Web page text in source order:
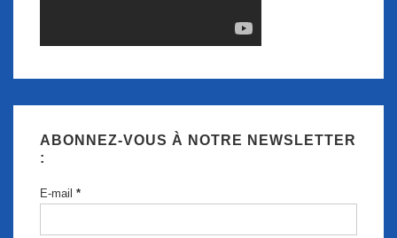
ABONNEZ-VOUS À NOTRE NEWSLETTER
:
E-mail *